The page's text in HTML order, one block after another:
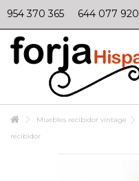
954 370 365 644 077 920
Muebles recibidor vintage
recibidor